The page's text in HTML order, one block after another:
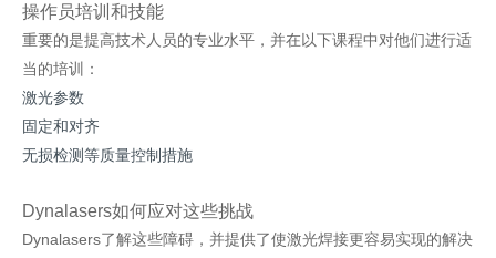
操作员培训和技能
重要的是提高技术人员的专业水平，并在以下课程中对他们进行适
当的培训：
激光参数
固定和对齐
无损检测等质量控制措施
Dynalasers如何应对这些挑战
Dynalasers了解这些障碍，并提供了使激光焊接更容易实现的解决